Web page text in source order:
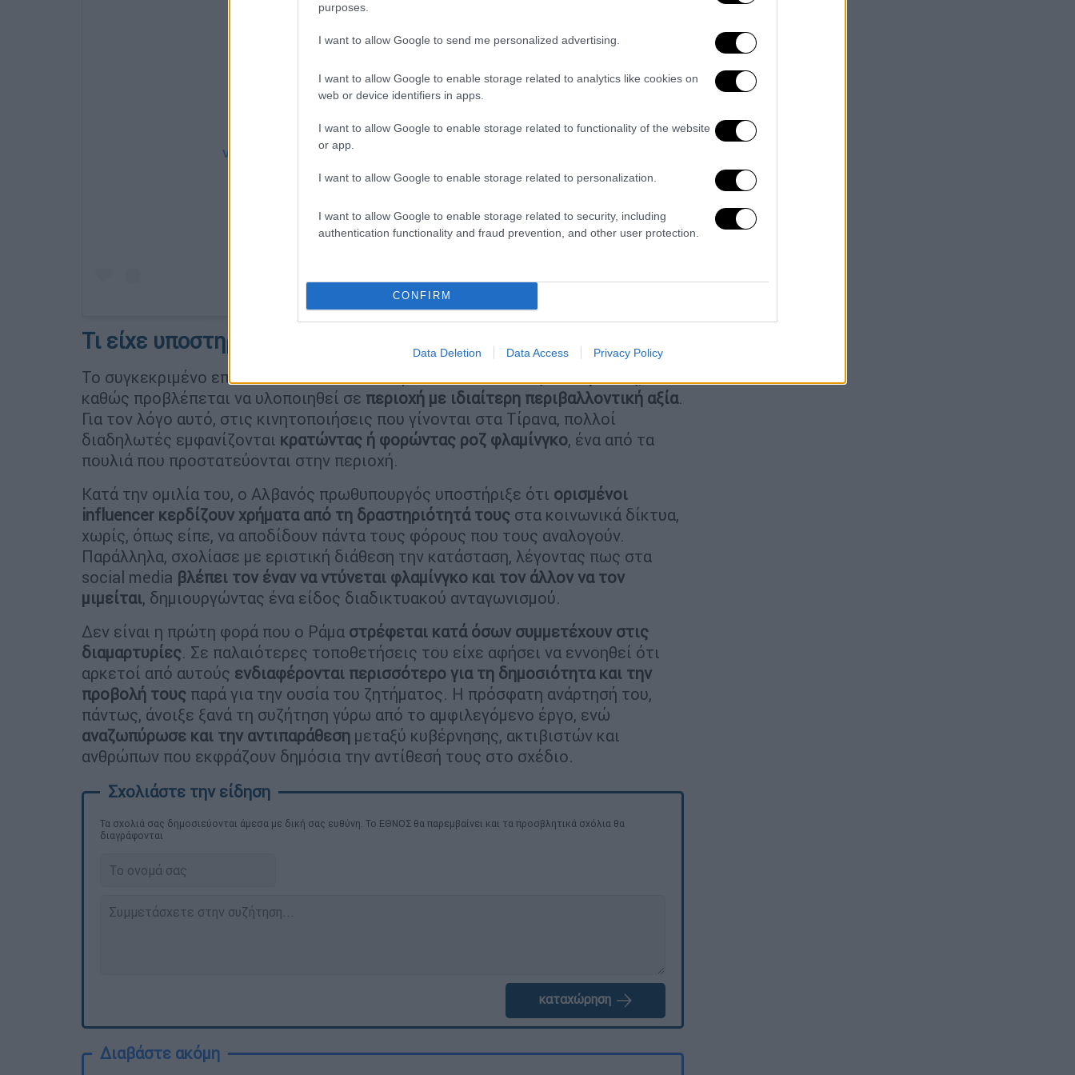
purposes.
I want to allow Google to send me personalized advertising.
I want to allow Google to enable storage related to analytics like cookies on
web or device identifiers in apps.
I want to allow Google to enable storage related to functionality of the website
or app.
I want to allow Google to enable storage related to personalization.
I want to allow Google to enable storage related to security, including
authentication functionality and fraud prevention, and other user protection.
CONFIRM
Data Deletion Data Access Privacy Policy
View this post on Instagram
Τι είχε υποστηρίξει ο Ράμα στην ομιλία του
Το συγκεκριμένο επενδυτικό σχέδιο έχει προκαλέσειέντονες αντιδράσεις,
καθώς προβλέπεται να υλοποιηθεί σε περιοχή με ιδιαίτερη περιβαλλοντική αξία.
Για τον λόγο αυτό, στις κινητοποιήσεις που γίνονται στα Τίρανα, πολλοί
διαδηλωτές εμφανίζονται κρατώντας ή φορώντας ροζ φλαμίνγκο, ένα από τα
πουλιά που προστατεύονται στην περιοχή.
Κατά την ομιλία του, ο Αλβανός πρωθυπουργός υποστήριξε ότι ορισμένοι
influencer κερδίζουν χρήματα από τη δραστηριότητά τους στα κοινωνικά δίκτυα,
χωρίς, όπως είπε, να αποδίδουν πάντα τους φόρους που τους αναλογούν.
Παράλληλα, σχολίασε με εριστική διάθεση την κατάσταση, λέγοντας πως στα
social media βλέπει τον έναν να ντύνεται φλαμίνγκο και τον άλλον να τον
μιμείται, δημιουργώντας ένα είδος διαδικτυακού ανταγωνισμού.
Δεν είναι η πρώτη φορά που ο Ράμα στρέφεται κατά όσων συμμετέχουν στις
διαμαρτυρίες. Σε παλαιότερες τοποθετήσεις του είχε αφήσει να εννοηθεί ότι
αρκετοί από αυτούς ενδιαφέρονται περισσότερο για τη δημοσιότητα και την
προβολή τους παρά για την ουσία του ζητήματος. Η πρόσφατη ανάρτησή του,
πάντως, άνοιξε ξανά τη συζήτηση γύρω από το αμφιλεγόμενο έργο, ενώ
αναζωπύρωσε και την αντιπαράθεση μεταξύ κυβέρνησης, ακτιβιστών και
ανθρώπων που εκφράζουν δημόσια την αντίθεσή τους στο σχέδιο.
Τα σχολιά σας δημοσιεύονται άμεσα με δική σας ευθύνη. Το ΕΘΝΟΣ θα παρεμβαίνει και τα προσβλητικά σχόλια θα
διαγράφονται
καταχώρηση
Διαβάστε ακόμη